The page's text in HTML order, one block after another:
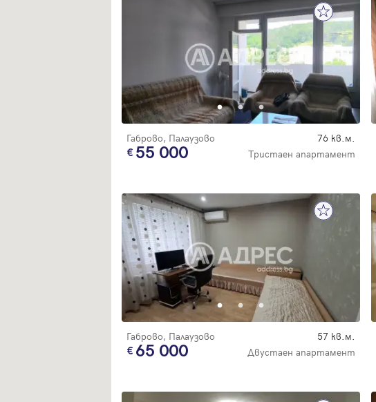
Габрово, Палаузово 76 кв.м.
55 000 Тристаен апартамент
Габрово, Палаузово 57 кв.м.
65 000 Двустаен апартамент